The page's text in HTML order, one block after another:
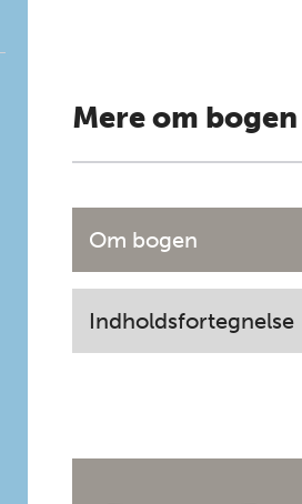
Mere om bogen
Om bogen
Indholdsfortegnelse